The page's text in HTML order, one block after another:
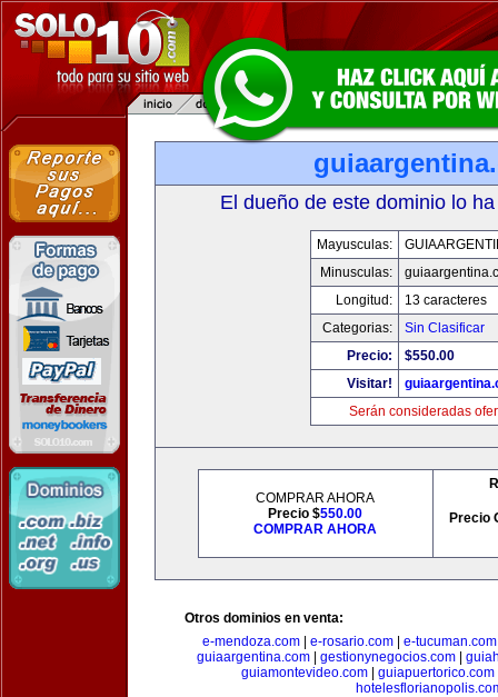
El dueño de este dominio lo
Mayusculas:
Minusculas:
Longitud:
13 caracteres
Categorias:
Sin Clasificar
Precio:
$550.00
Visitar!
Serán consideradas
COMPRAR AHORA
Precio $550.00
COMPRAR AHORA
Precio
Otros dominios en venta:
e-mendoza.com| e-rosario.com| e-tucuman.com
guiaargentina.com
gestionynegocios.com
guiamontevideo.com
guiapuertorico.com